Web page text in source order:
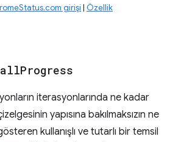
girişi | Özellik
Progress
iterasyonlarında ne kadar
yapısına bakılmaksızın ne
kullanışlı ve tutarlı bir temsil